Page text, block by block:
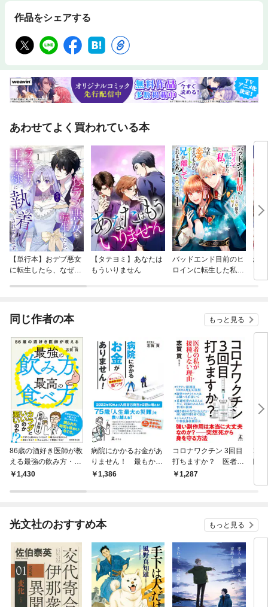
作品をシェアする
あわせてよく買われている本
【単行本】おデブ悪女
に転生したら、なぜか
【タテヨミ】あなたは
もういりません
バッドエンド目前のヒ
ロインに転生した私、
結
同じ作者の本 もっと見る
86歳の酒好き医師が教
える最強の飲み方・最
高の食べ方―結局、お
か、悪いのか！？
1,430
病院にかかるお金があ
りません！ 最もかし
こい医療費捻出の裏ワ
1,386
コロナワクチン 3回目
打ちますか？ 医者の
私が接種しない理由
1,287
2千
き方
光文社のおすすめ本 もっと見る